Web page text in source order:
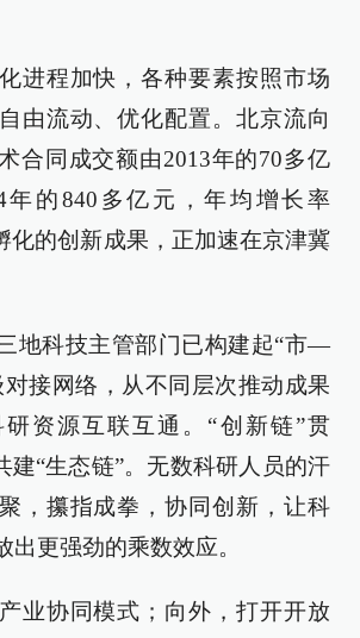
进程加快，各种要素按照市场
由流动、优化配置。北京流向
合同成交额由2013年的70多亿
年的840多亿元，年均增长率
化的创新成果，正加速在京津冀
地科技主管部门已构建起“市—
接网络，从不同层次推动成果
资源互联互通。“创新链”贯
建“生态链”。无数科研人员的汗
，攥指成拳，协同创新，让科
出更强劲的乘数效应。
业协同模式；向外，打开开放